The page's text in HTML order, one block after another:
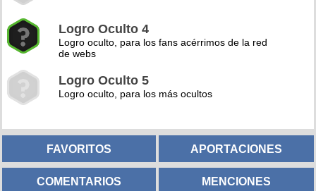
Logro Oculto 4
Logro oculto, para los fans acérrimos de la red
de webs
Logro Oculto 5
Logro oculto, para los más ocultos
FAVORITOS APORTACIONES
COMENTARIOS MENCIONES